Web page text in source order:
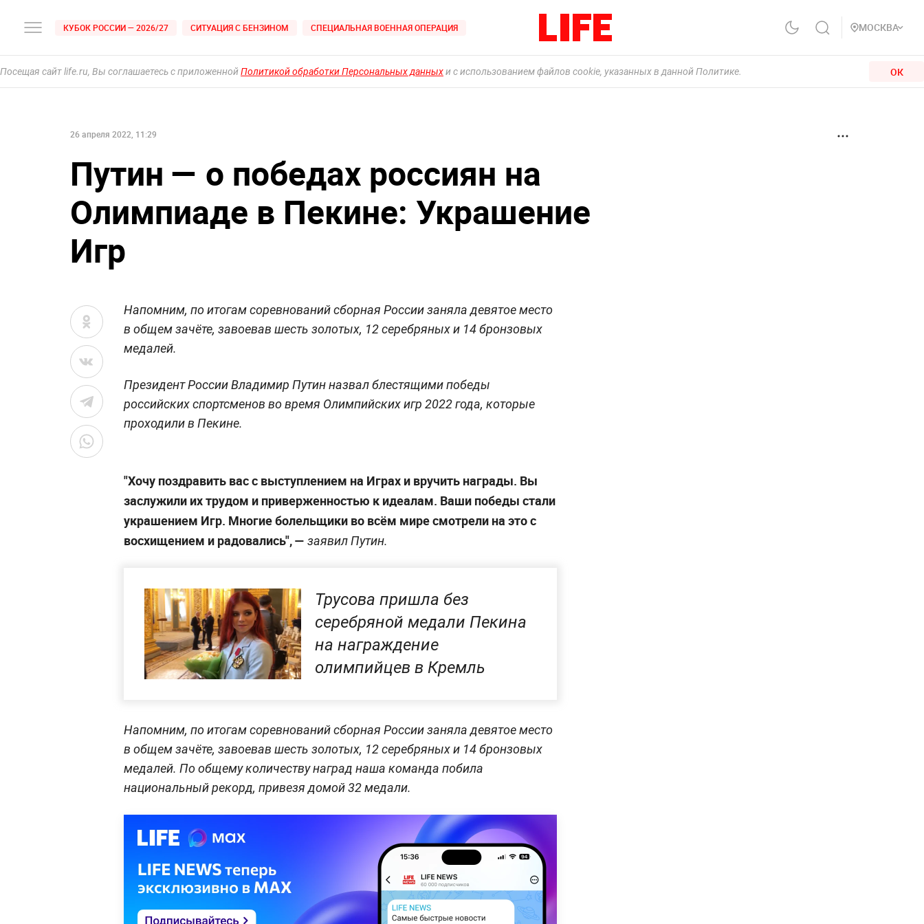
КУБОК РОССИИ — 2026/27 СИТУАЦИЯ С БЕНЗИНОМ СПЕЦИАЛЬНАЯ ВОЕННАЯ ОПЕРАЦИЯ МОСКВА
Посещая сайт life.ru, Вы соглашаетесь с приложеннойПолитикой обработки Персональных данныхи с использованием файлов cookie, указанных в данной Политике. ОК
26 апреля 2022, 11:29
Путин — о победах россиян на
Олимпиаде в Пекине: Украшение
Игр
Напомним, по итогам соревнований сборная России заняла девятое место
в общем зачёте, завоевав шесть золотых, 12 серебряных и 14 бронзовых
медалей.
Президент России Владимир Путин назвал блестящими победы
российских спортсменов во время Олимпийских игр 2022 года, которые
проходили в Пекине.
"Хочу поздравить вас с выступлением на Играх и вручить награды. Вы
заслужили их трудом и приверженностью к идеалам. Ваши победы стали
украшением Игр. Многие болельщики во всём мире смотрели на это с
восхищением и радовались", — заявил Путин.
Трусова пришла без
серебряной медали Пекина
на награждение
олимпийцев в Кремль
Напомним, по итогам соревнований сборная России заняла девятое место
в общем зачёте, завоевав шесть золотых, 12 серебряных и 14 бронзовых
медалей. По общему количеству наград наша команда побила
национальный рекорд, привезя домой 32 медали.